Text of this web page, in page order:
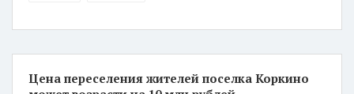
Цена переселения жителей поселка Коркино